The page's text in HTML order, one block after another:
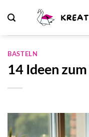
Inhalt
springen
BASTELN
14 Ideen